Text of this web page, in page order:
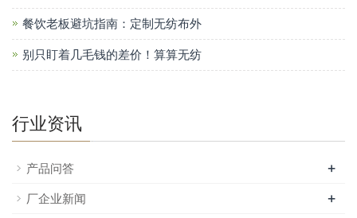
餐饮老板避坑指南：定制无纺布外
别只盯着几毛钱的差价！算算无纺
行业资讯
产品问答 +
厂企业新闻 +